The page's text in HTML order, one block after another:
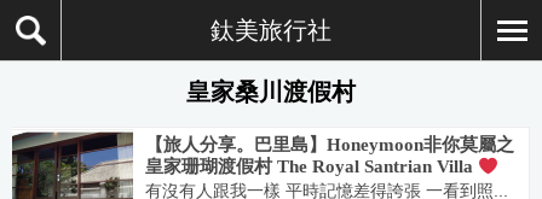
鈦美旅行社
皇家桑川渡假村
【旅人分享。巴里島】Honeymoon非你莫屬之
皇家珊瑚渡假村 The Royal Santrian Villa
有沒有人跟我一樣 平時記憶差得誇張 一看到照...